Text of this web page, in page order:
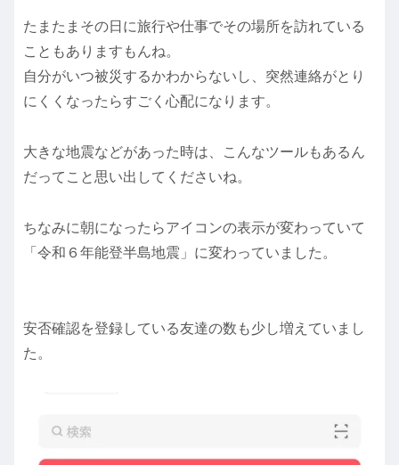
たまたまその日に旅行や仕事でその場所を訪れている
こともありますもんね。
自分がいつ被災するかわからないし、突然連絡がとり
にくくなったらすごく心配になります。
大きな地震などがあった時は、こんなツールもあるん
だってこと思い出してくださいね。
ちなみに朝になったらアイコンの表示が変わっていて
「令和６年能登半島地震」に変わっていました。
安否確認を登録している友達の数も少し増えていまし
た。